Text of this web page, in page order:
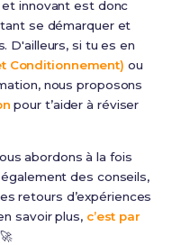
innovant est donc
se démarquer et
D'ailleurs, si tu es en
Conditionnement) ou
nous proposons
pour t’aider à réviser
abordons à la fois
des conseils,
retours d’expériences
savoir plus, c’est par